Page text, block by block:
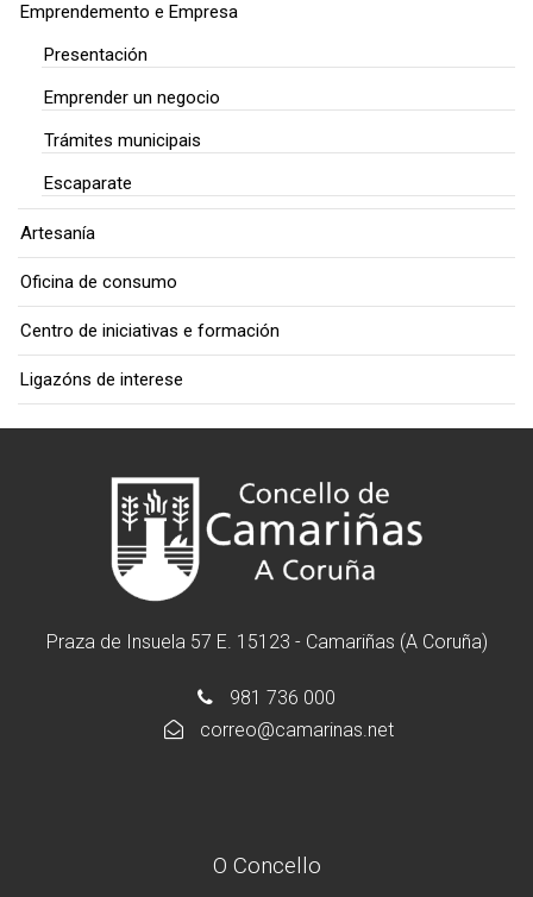
Emprendemento e Empresa
Presentación
Emprender un negocio
Trámites municipais
Escaparate
Artesanía
Oficina de consumo
Centro de iniciativas e formación
Ligazóns de interese
Praza de Insuela 57 E. 15123 - Camariñas (A Coruña)
981 736 000
correo@camarinas.net
O Concello